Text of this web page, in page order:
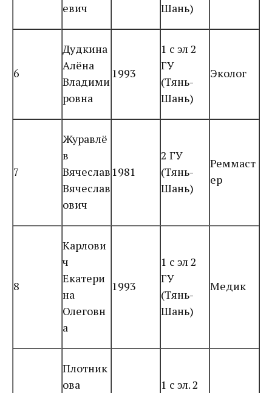
евич
Шань)
6
Дудкина
Алёна
Владими
ровна
1993
1 с эл 2
ГУ
(Тянь-
Шань)
Эколог
7
Журавлё
в
Вячеслав
Вячеслав
ович
1981
2 ГУ
(Тянь-
Шань)
Реммаст
ер
8
Карлови
ч
Екатери
на
Олеговн
а
1993
1 с эл 2
ГУ
(Тянь-
Шань)
Медик
Плотник
ова
1 с эл. 2